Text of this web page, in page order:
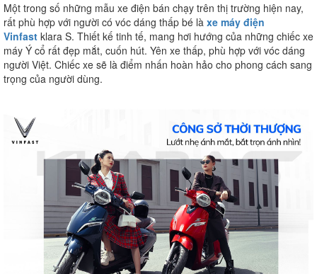
Một trong số những mẫu xe điện bán chạy trên thị trường hiện nay,
rất phù hợp với người có vóc dáng thấp bé là xe máy điện
Vinfast klara S. Thiết kế tinh tế, mang hơi hướng của những chiếc xe
máy Ý cổ rất đẹp mắt, cuốn hút. Yên xe thấp, phù hợp với vóc dáng
người Việt. Chiếc xe sẽ là điểm nhấn hoàn hảo cho phong cách sang
trọng của người dùng.